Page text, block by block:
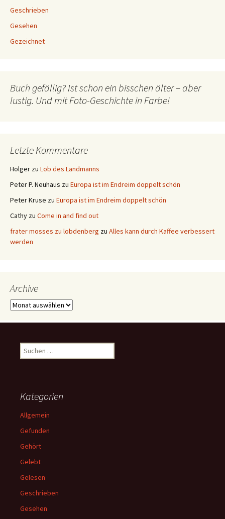
Geschrieben
Gesehen
Gezeichnet
Buch gefällig? Ist schon ein bisschen älter – aber
lustig. Und mit Foto-Geschichte in Farbe!
Letzte Kommentare
Holger zu Lob des Landmanns
Peter P. Neuhaus zu Europa ist im Endreim doppelt schön
Peter Kruse zu Europa ist im Endreim doppelt schön
Cathy zu Come in and find out
frater mosses zu lobdenberg zu Alles kann durch Kaffee verbessert
werden
Archive
Archive
Suchen
nach:
Kategorien
Allgemein
Gefunden
Gehört
Gelebt
Gelesen
Geschrieben
Gesehen